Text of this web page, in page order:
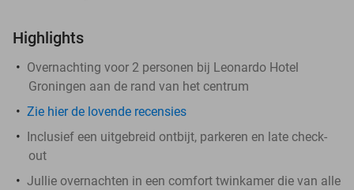
Highlights
Overnachting voor 2 personen bij Leonardo Hotel
Groningen aan de rand van het centrum
Zie hier de lovende recensies
Inclusief een uitgebreid ontbijt, parkeren en late check-
out
Jullie overnachten in een comfort twinkamer die van alle